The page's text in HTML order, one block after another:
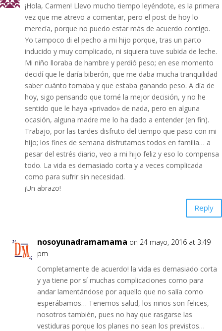
¡Hola, Carmen! Llevo mucho tiempo leyéndote, es la primera
vez que me atrevo a comentar, pero el post de hoy lo
merecía, porque no puedo estar más de acuerdo contigo.
Yo tampoco di el pecho a mi hijo porque, tras un parto
inducido y muy complicado, ni siquiera tuve subida de leche.
Mi niño lloraba de hambre y perdió peso; en ese momento
decidí que le daría biberón, que me daba mucha tranquilidad
saber cuánto tomaba y que estaba ganando peso. A día de
hoy, sigo pensando que tomé la mejor decisión, y no he
sentido que le haya «privado» de nada, pero en alguna
ocasión, alguna madre me lo ha dado a entender (en fin).
Trabajo, por las tardes disfruto del tiempo que paso con mi
hijo; los fines de semana disfrutamos todos en familia… a
pesar del estrés diario, veo a mi hijo feliz y eso lo compensa
todo. La vida es demasiado corta y a veces complicada
como para sufrir sin necesidad.
¡Un abrazo!
Reply
nosoyunadramamama on 24 mayo, 2016 at 3:49
pm
Completamente de acuerdo! la vida es demasiado corta
y ya tiene por sí muchas complicaciones como para
andar lamentándose por aquello que no salía como
esperábamos… Tenemos salud, los niños son felices,
nosotros también, pues no hay que rasgarse las
vestiduras porque los planes no sean los previstos…